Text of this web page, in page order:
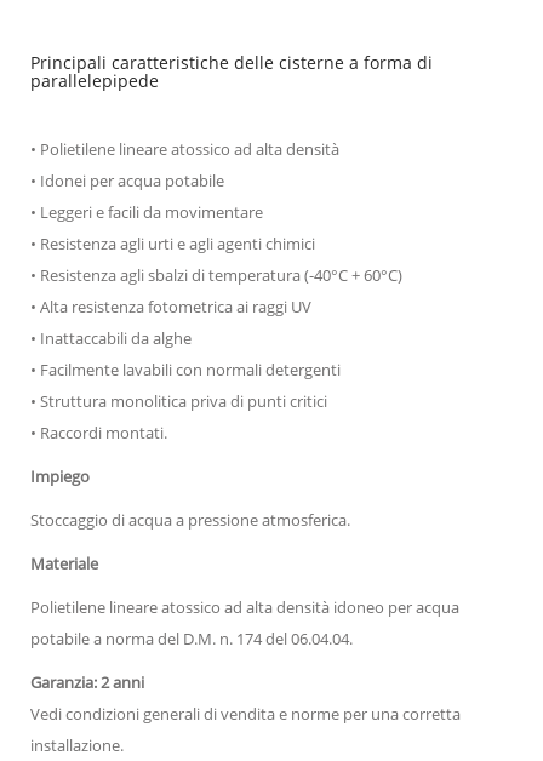
Principali caratteristiche delle cisterne a forma di
parallelepipede
• Polietilene lineare atossico ad alta densità
• Idonei per acqua potabile
• Leggeri e facili da movimentare
• Resistenza agli urti e agli agenti chimici
• Resistenza agli sbalzi di temperatura (-40°C + 60°C)
• Alta resistenza fotometrica ai raggi UV
• Inattaccabili da alghe
• Facilmente lavabili con normali detergenti
• Struttura monolitica priva di punti critici
• Raccordi montati.
Impiego
Stoccaggio di acqua a pressione atmosferica.
Materiale
Polietilene lineare atossico ad alta densità idoneo per acqua
potabile a norma del D.M. n. 174 del 06.04.04.
Garanzia: 2 anni
Vedi condizioni generali di vendita e norme per una corretta
installazione.